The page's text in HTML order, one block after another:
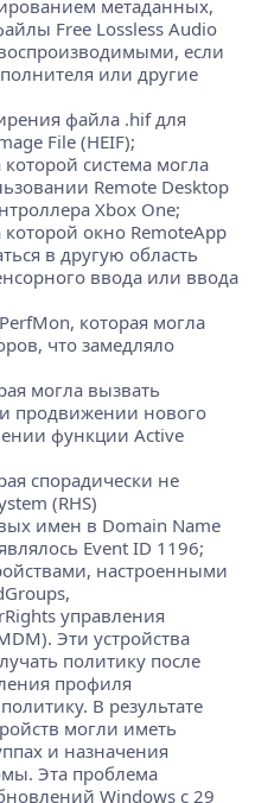
метаданных,
Free Lossless Audio
если
или другие
файла .hif для
File (HEIF);
система могла
Remote Desktop
Xbox One;
окно RemoteApp
в другую область
ввода или ввода
которая могла
что замедляло
могла вызвать
продвижении нового
функции Active
спорадически не
(RHS)
имен в Domain Name
Event ID 1196;
настроенными
управления
Эти устройства
политику после
профиля
В результате
могли иметь
и назначения
Эта проблема
Windows с 29